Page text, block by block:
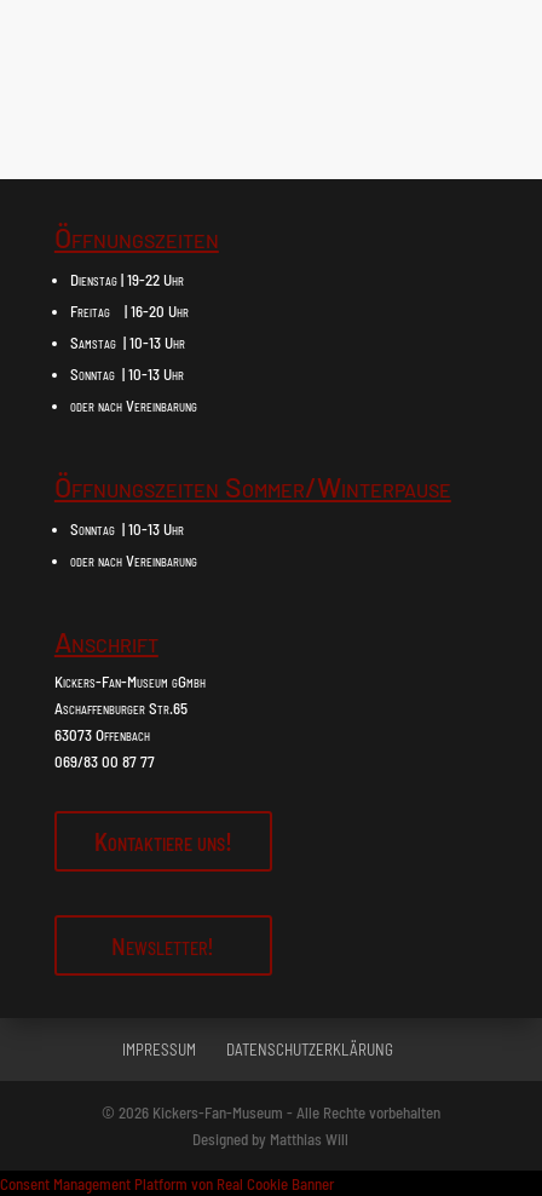
Öffnungszeiten
Dienstag | 19-22 Uhr
Freitag | 16-20 Uhr
Samstag | 10-13 Uhr
Sonntag | 10-13 Uhr
oder nach Vereinbarung
Öffnungszeiten Sommer/Winterpause
Sonntag | 10-13 Uhr
oder nach Vereinbarung
Anschrift
Kickers-Fan-Museum gGmbh
Aschaffenburger Str.65
63073 Offenbach
069/83 00 87 77
Kontaktiere uns!
Newsletter!
IMPRESSUM DATENSCHUTZERKLÄRUNG
© 2026Kickers-Fan-Museum - Alle Rechte vorbehalten
Designed by Matthias Will
Consent Management Platform von Real Cookie Banner